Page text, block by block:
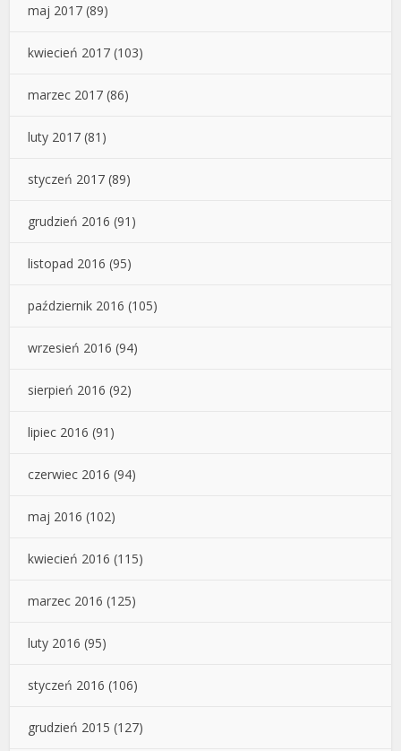
maj 2017 (89)
kwiecień 2017 (103)
marzec 2017 (86)
luty 2017 (81)
styczeń 2017 (89)
grudzień 2016 (91)
listopad 2016 (95)
październik 2016 (105)
wrzesień 2016 (94)
sierpień 2016 (92)
lipiec 2016 (91)
czerwiec 2016 (94)
maj 2016 (102)
kwiecień 2016 (115)
marzec 2016 (125)
luty 2016 (95)
styczeń 2016 (106)
grudzień 2015 (127)